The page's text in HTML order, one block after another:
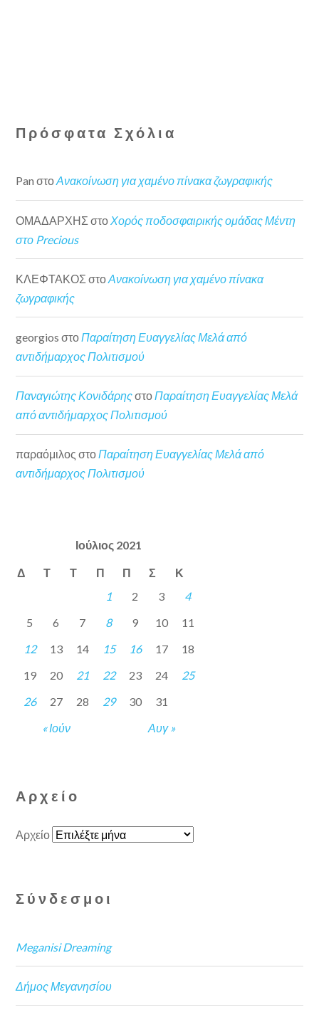
Πρόσφατα Σχόλια
Pan στοΑνακοίνωση για χαμένο πίνακα ζωγραφικής
ΟΜΑΔΑΡΧΗΣ στο Χορός ποδοσφαιρικής ομάδας Μέντη
στο Precious
ΚΛΕΦΤΑΚΟΣ στοΑνακοίνωση για χαμένο πίνακα
ζωγραφικής
georgios στοΠαραίτηση Ευαγγελίας Μελά από
αντιδήμαρχος Πολιτισμού
Παναγιώτης ΚονιδάρηςστοΠαραίτηση Ευαγγελίας Μελά
από αντιδήμαρχος Πολιτισμού
παραόμιλος στοΠαραίτηση Ευαγγελίας Μελά από
αντιδήμαρχος Πολιτισμού
Ιούλιος 2021
Δ Τ Τ Π Π Σ Κ
« Ιούν Αυγ »
1 2 3
4
5
6 7 8 9 10
11
12
13 14 15 16 17
18
19
20 21 22 23 24
25
26
27 28 29 30 31
Αρχείο
Αρχείο
Σύνδεσμοι
Meganisi Dreaming
Δήμος Μεγανησίου